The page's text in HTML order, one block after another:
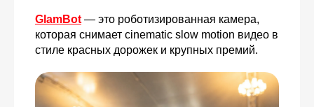
GlamBot — это роботизированная камера,
которая снимает cinematic slow motion видео в
стиле красных дорожек и крупных премий.